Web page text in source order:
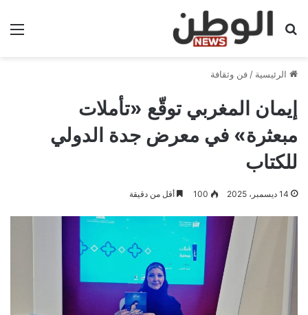
بحث عن
الرئيسية / فن وثقافة
إيمان المغربي توقّع «تأملات
مبعثرة» في معرض جدة الدولي
للكتاب
14 ديسمبر، 2025 100 أقل من دقيقة